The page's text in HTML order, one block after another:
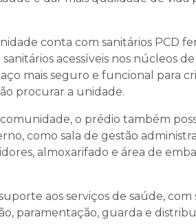
conta com sanitários PCD
acessíveis nos núcleos
mais seguro e funcional para
procurar a unidade.
o prédio também
como sala de gestão
almoxarifado e área de
aos serviços de saúde, com
paramentação, guarda e